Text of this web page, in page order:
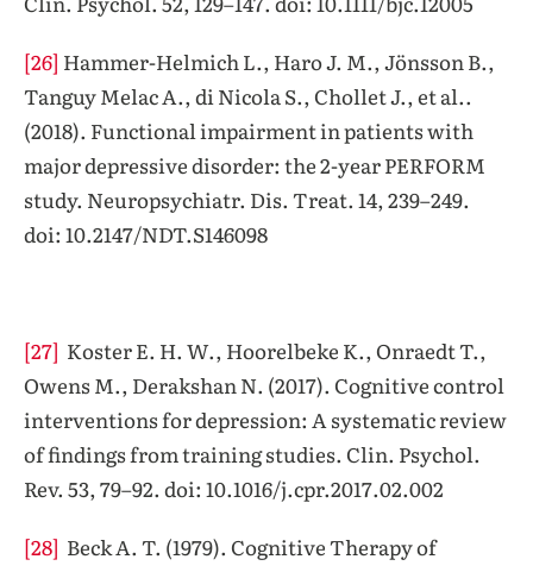
[26] Hammer-Helmich L., Haro J. M., Jönsson B.,
Tanguy Melac A., di Nicola S., Chollet J., et al..
(2018). Functional impairment in patients with
major depressive disorder: the 2-year PERFORM
study. Neuropsychiatr. Dis. Treat. 14, 239–249.
doi: 10.2147/NDT.S146098
[27] Koster E. H. W., Hoorelbeke K., Onraedt T.,
Owens M., Derakshan N. (2017). Cognitive control
interventions for depression: A systematic review
of findings from training studies. Clin. Psychol.
Rev. 53, 79–92. doi: 10.1016/j.cpr.2017.02.002
[28] Beck A. T. (1979). Cognitive Therapy of